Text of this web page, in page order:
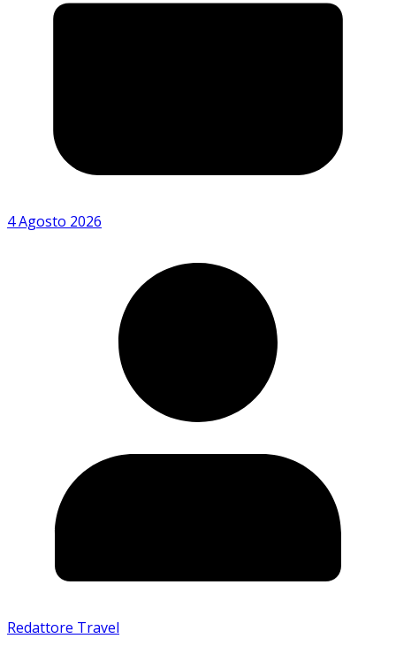
4 Agosto 2026
Redattore Travel